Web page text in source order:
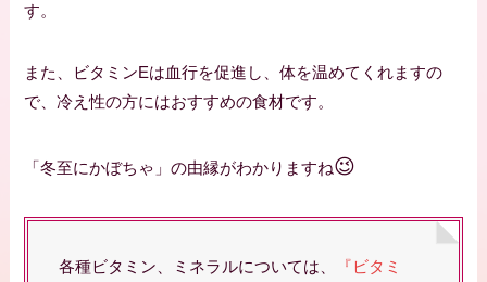
す。
また、ビタミンEは血行を促進し、体を温めてくれますの
で、冷え性の方にはおすすめの食材です。
「冬至にかぼちゃ」の由縁がわかりますね😉
各種ビタミン、ミネラルについては、
『ビタミ